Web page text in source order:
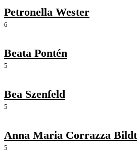
Petronella Wester
6
Beata Pontén
5
Bea Szenfeld
5
Anna Maria Corrazza Bildt
5